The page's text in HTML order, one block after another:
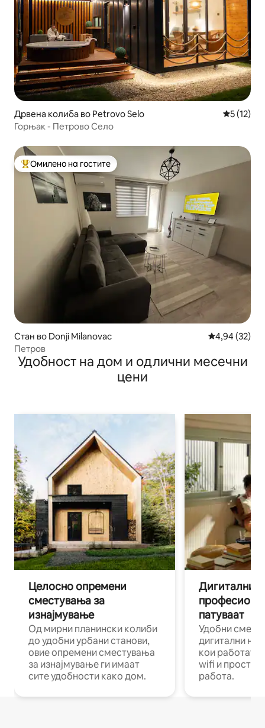
Дрвена колиба во Petrovo Selo
5 (12)
Горњак - Петрово Село
Меѓу најуспешните „Омилени на гостите“
Омилено на гостите
Стан во Donji Milanovac Просечна
4,94 (32)
Петров
Удобност на дом и одлични месечни
цени
Целосно опремени
сместувања за
изнајмување
Од мирни планински колиби
до удобни урбани станови,
овие опремени сместувања
за изнајмување ги имаат
сите удобности како дом.
Дигитални
патуваат
Удобни
дигитални
кои работат
wifi и
работа.